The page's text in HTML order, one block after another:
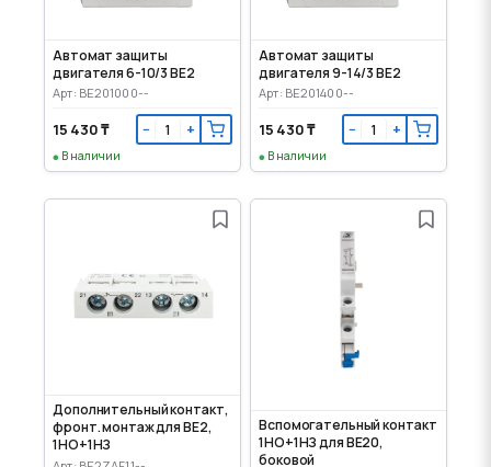
Автомат защиты
двигателя 6-10/3 BE2
Арт: BE201000--
15 430 ₸ − +
В наличии
Автомат защиты
двигателя 9-14/3 BE2
Арт: BE201400--
15 430 ₸ − +
В наличии
Дополнительный контакт,
фронт. монтаж для BE2,
1НО+1НЗ
Вспомогательный контакт
1НО+1НЗ для BE20,
боковой